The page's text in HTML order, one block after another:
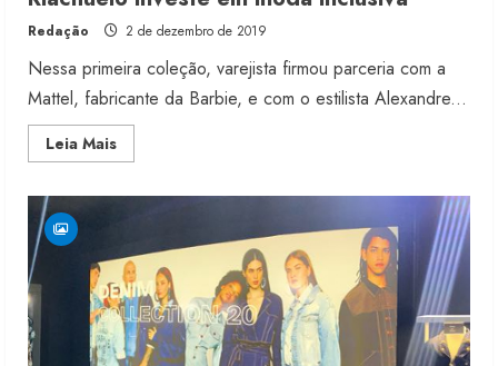
Redação 2 de dezembro de 2019
Nessa primeira coleção, varejista firmou parceria com a
Mattel, fabricante da Barbie, e com o estilista Alexandre...
Leia MaisRead
more
inclusiva